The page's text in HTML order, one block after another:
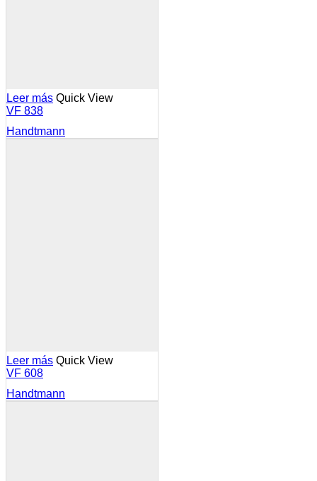
Leer más Quick View
VF 838
Handtmann
Leer más Quick View
VF 608
Handtmann